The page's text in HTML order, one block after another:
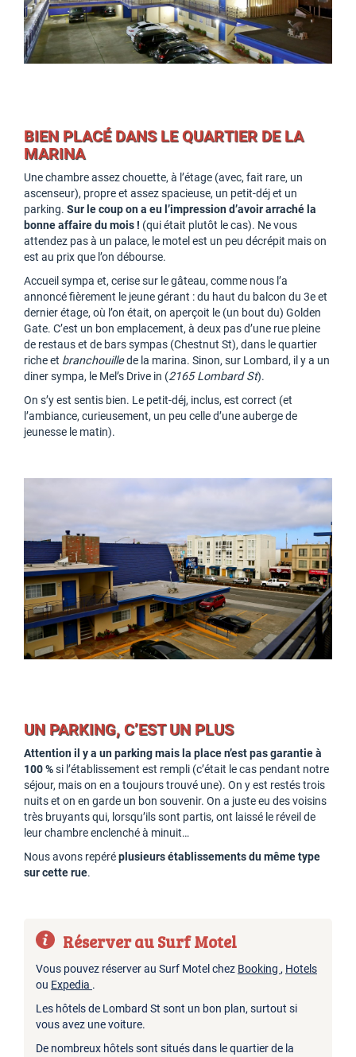
BIEN PLACÉ DANS LE QUARTIER DE LA
MARINA
Une chambre assez chouette, à l’étage (avec, fait rare, un
ascenseur), propre et assez spacieuse, un petit-déj et un
parking. Sur le coup on a eu l’impression d’avoir arraché la
bonne affaire du mois ! (qui était plutôt le cas). Ne vous
attendez pas à un palace, le motel est un peu décrépit mais on
est au prix que l’on débourse.
Accueil sympa et, cerise sur le gâteau, comme nous l’a
annoncé fièrement le jeune gérant : du haut du balcon du 3e et
dernier étage, où l’on était, on aperçoit le (un bout du) Golden
Gate. C’est un bon emplacement, à deux pas d’une rue pleine
de restaus et de bars sympas (Chestnut St), dans le quartier
riche et branchouillede la marina. Sinon, sur Lombard, il y a un
diner sympa, le Mel’s Drive in (2165 Lombard St).
On s’y est sentis bien. Le petit-déj, inclus, est correct (et
l’ambiance, curieusement, un peu celle d’une auberge de
jeunesse le matin).
UN PARKING, C’EST UN PLUS
Attention il y a un parking mais la place n’est pas garantie à
100 %si l’établissement est rempli (c’était le cas pendant notre
séjour, mais on en a toujours trouvé une). On y est restés trois
nuits et on en garde un bon souvenir. On a juste eu des voisins
très bruyants qui, lorsqu’ils sont partis, ont laissé le réveil de
leur chambre enclenché à minuit…
Nous avons repéréplusieurs établissements du même type
sur cette rue.
Réserver au Surf Motel
Vous pouvez réserver au Surf Motel chez Booking , Hotels
ou Expedia .
Les hôtels de Lombard St sont un bon plan, surtout si
vous avez une voiture.
De nombreux hôtels sont situés dans le quartier de la